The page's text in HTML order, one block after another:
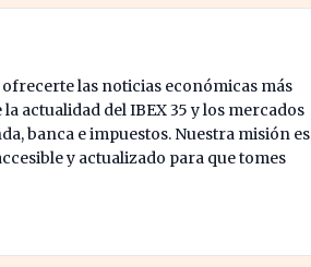
las noticias económicas más
actualidad del IBEX 35 y los mercados
banca e impuestos. Nuestra misión es
y actualizado para que tomes